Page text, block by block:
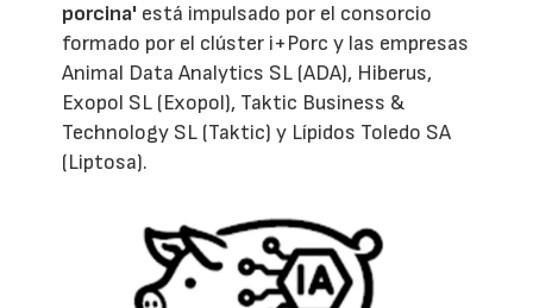
porcina' está impulsado por el consorcio
formado por el clúster i+Porc y las empresas
Animal Data Analytics SL (ADA), Hiberus,
Exopol SL (Exopol), Taktic Business &
Technology SL (Taktic) y Lípidos Toledo SA
(Liptosa).